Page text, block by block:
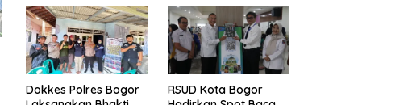
Mendapatkan
Perawatan Maksimal
Pengakuan di Pentas
Medis Se-Bogor
Dokkes Polres Bogor
RSUD Kota Bogor